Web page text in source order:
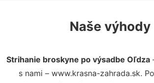
Naše výhody
Strihanie broskyne po výsadbe Oľdza
s nami – www.krasna-zahrada.sk.